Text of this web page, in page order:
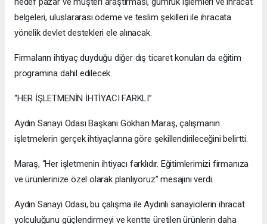
belgeleri, uluslararası ödeme ve teslim şekilleri ile ihracata
yönelik devlet destekleri ele alınacak.
Firmaların ihtiyaç duyduğu diğer dış ticaret konuları da eğitim
programına dahil edilecek.
“HER İŞLETMENİN İHTİYACI FARKLI”
Aydın Sanayi Odası Başkanı Gökhan Maraş, çalışmanın
işletmelerin gerçek ihtiyaçlarına göre şekillendirileceğini belirtti.
Maraş, “Her işletmenin ihtiyacı farklıdır. Eğitimlerimizi firmanıza
ve ürünlerinize özel olarak planlıyoruz” mesajını verdi.
Aydın Sanayi Odası, bu çalışma ile Aydınlı sanayicilerin ihracat
yolculuğunu güçlendirmeyi ve kentte üretilen ürünlerin daha